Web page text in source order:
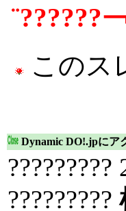
¨??????
このス
Dynamic DO!.jpにア
?????????